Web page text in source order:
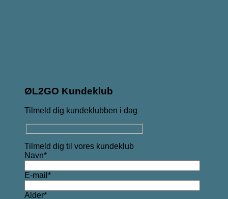
ØL2GO Kundeklub
Tilmeld dig kundeklubben i dag
Tilmeld dig til vores kundeklub
Navn*
E-mail*
Alder*